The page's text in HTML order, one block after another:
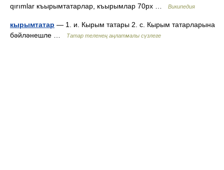
qırımlar къырымтатарлар, къырымлар 70px …
Википедия
кырымтатар — 1. и. Кырым татары 2. с. Кырым татарларына
бәйләнешле …
Татар теленең аңлатмалы сүзлеге